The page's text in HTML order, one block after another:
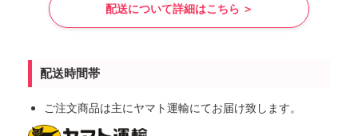
配送について詳細はこちら ＞
配送時間帯
ご注文商品は主にヤマト運輸にてお届け致します。